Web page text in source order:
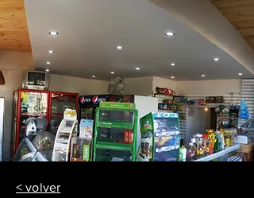
< volver